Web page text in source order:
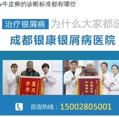
牛皮癣的诊断标准都有哪些